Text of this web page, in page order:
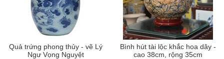
Quả trứng phong thủy - vẽ Lý
Ngư Vọng Nguyệt
Bình hút tài lộc khắc hoa dây -
cao 38cm, rộng 35cm